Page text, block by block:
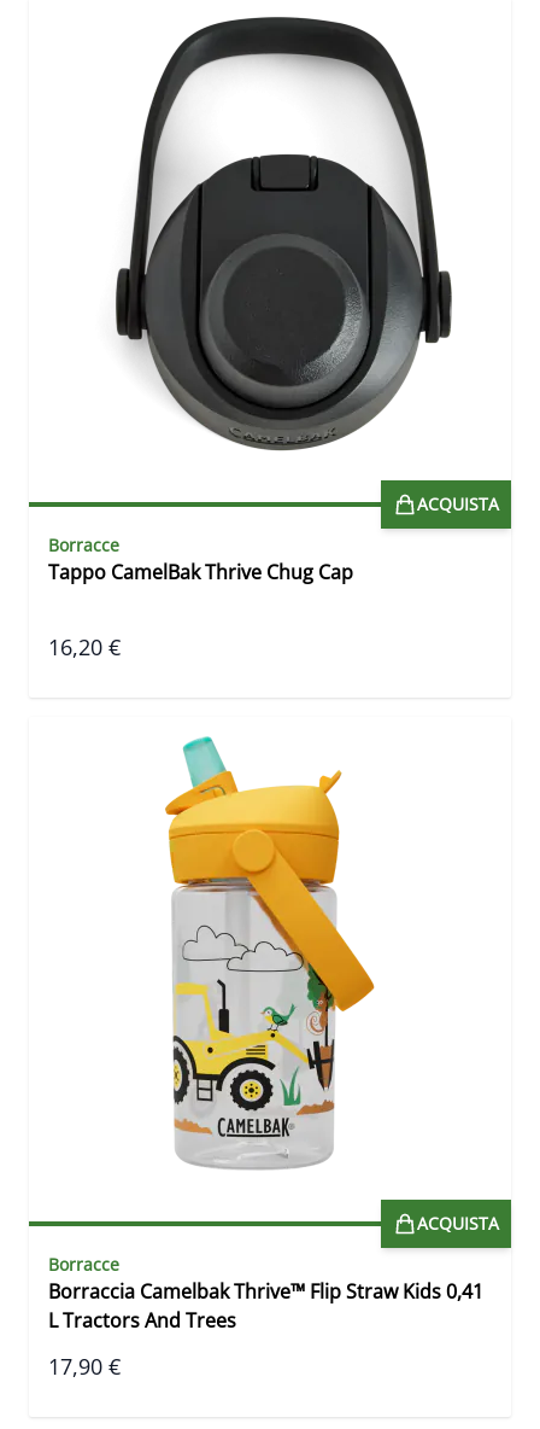
ACQUISTA
Borracce
Tappo CamelBak Thrive Chug Cap
16,20 €
ACQUISTA
Borracce
Borraccia Camelbak Thrive™ Flip Straw Kids 0,41
L Tractors And Trees
17,90 €